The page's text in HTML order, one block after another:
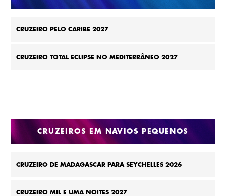
CRUZEIRO PELO CARIBE 2027
CRUZEIRO TOTAL ECLIPSE NO MEDITERRÂNEO 2027
CRUZEIROS EM NAVIOS PEQUENOS
CRUZEIRO DE MADAGASCAR PARA SEYCHELLES 2026
CRUZEIRO MIL E UMA NOITES 2027